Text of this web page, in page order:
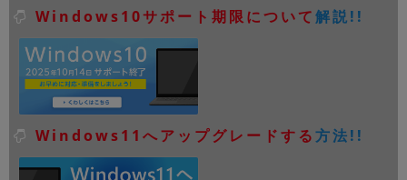
Windows10サポート期限について解説!!
Windows11へアップグレードする方法!!